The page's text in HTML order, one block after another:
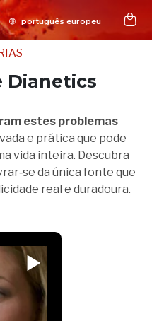
Dianetics
estes problemas
e prática que pode
vida inteira. Descubra
da única fonte que
real e duradoura.